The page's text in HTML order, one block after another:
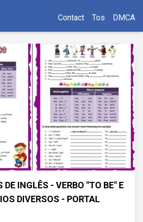
Contact Tos DMCA
DE INGLÊS - VERBO "TO BE" E
DIVERSOS - PORTAL